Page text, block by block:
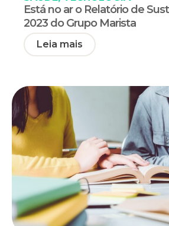
Está no ar o Relatório de
2023 do Grupo Marista
Leia mais